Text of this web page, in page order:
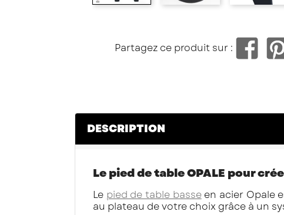
Partagez ce produit sur :
DESCRIPTION
Le pied de table OPALE pour
Le pied de table basseen acier Opale
au plateau de votre choix grâce à un